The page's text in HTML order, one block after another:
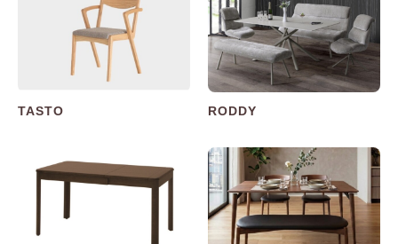
TASTO RODDY